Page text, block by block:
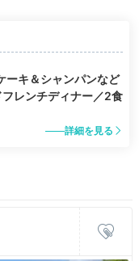
ーキ＆シャンパンなど
レンチディナー／2食
詳細を見る